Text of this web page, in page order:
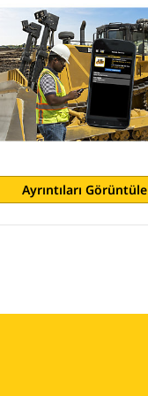
Ayrıntıları Görüntüle